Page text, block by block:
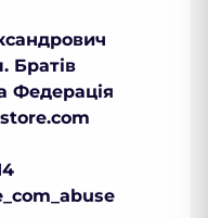
Братів
Федерація